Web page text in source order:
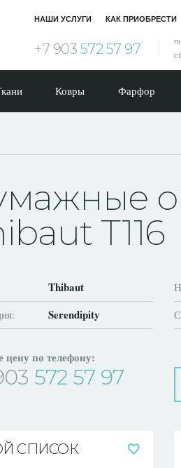
+7 903 572 57 97
НАШИ УСЛУГИ КАК ПРИОБРЕСТИ
Ковры Фарфор
T116
Thibaut
Serendipity
цену по телефону:
572 57 97
СПИСОК